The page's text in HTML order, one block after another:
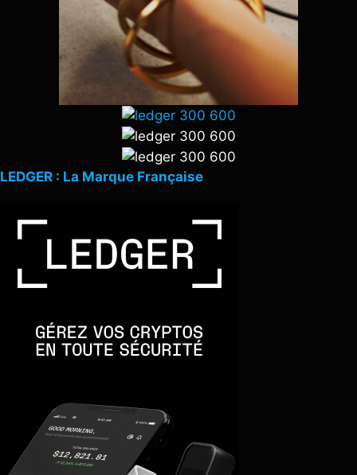
LEDGER : La Marque Française